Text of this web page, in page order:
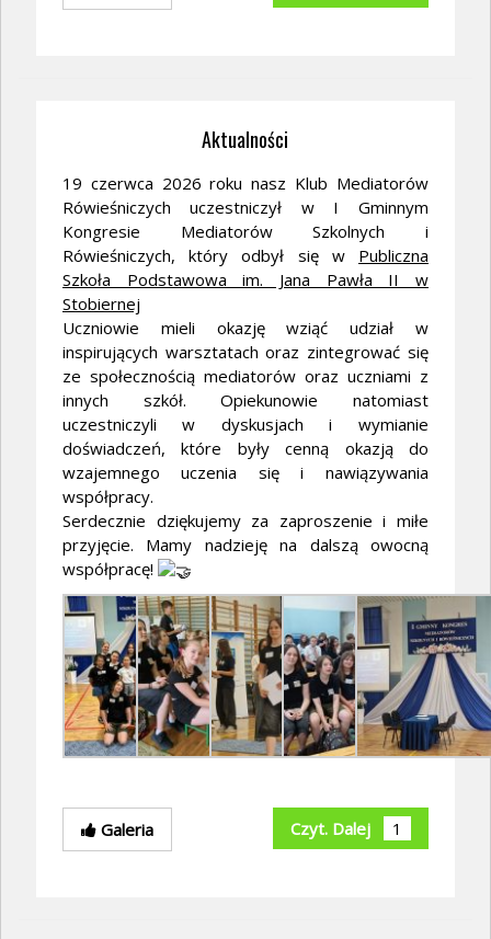
Aktualności
19 czerwca 2026 roku nasz Klub Mediatorów
Rówieśniczych uczestniczył w I Gminnym
Kongresie Mediatorów Szkolnych i
Rówieśniczych, który odbył się w Publiczna
Szkoła Podstawowa im. Jana Pawła II w
Stobiernej
Uczniowie mieli okazję wziąć udział w
inspirujących warsztatach oraz zintegrować się
ze społecznością mediatorów oraz uczniami z
innych szkół. Opiekunowie natomiast
uczestniczyli w dyskusjach i wymianie
doświadczeń, które były cenną okazją do
wzajemnego uczenia się i nawiązywania
współpracy.
Serdecznie dziękujemy za zaproszenie i miłe
przyjęcie. Mamy nadzieję na dalszą owocną
współpracę!
Galeria Czyt. Dalej 1